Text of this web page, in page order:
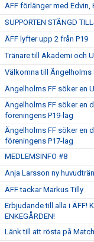
ÄFF förlänger med Edvin,
SUPPORTEN STÄNGD
ÄFF lyfter upp 2 från P19
Tränare till Akademi och
Välkomna till Ängelholms
Ängelholms FF söker en
Ängelholms FF söker en
föreningens P19-lag
Ängelholms FF söker en
föreningens P17-lag
MEDLEMSINFO #8
Anja Larsson ny
ÄFF tackar Markus Tilly
Erbjudande till alla i ÄFF!
ENKEGÅRDEN!
Länk till att rösta på